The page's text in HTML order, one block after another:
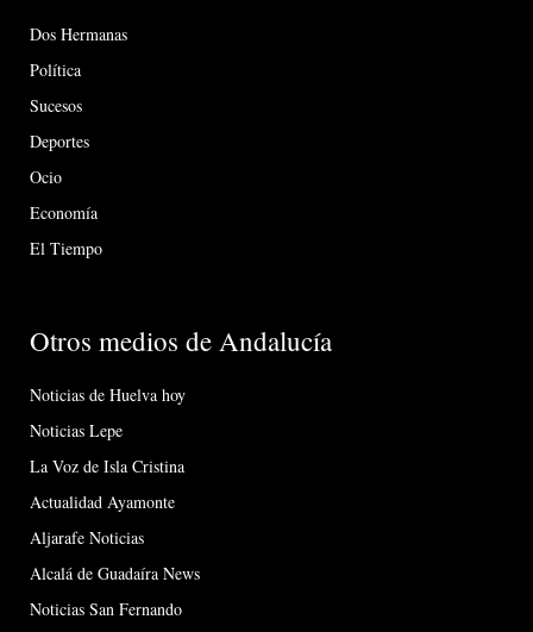
Dos Hermanas
Política
Sucesos
Deportes
Ocio
Economía
El Tiempo
Otros medios de Andalucía
Noticias de Huelva hoy
Noticias Lepe
La Voz de Isla Cristina
Actualidad Ayamonte
Aljarafe Noticias
Alcalá de Guadaíra News
Noticias San Fernando